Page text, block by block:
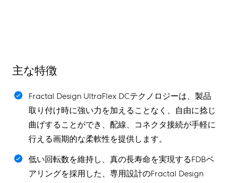
主な特徴
Fractal Design UltraFlex DCテクノロジーは、製品
取り付け時に強い力を加えることなく、自由に捻じ
曲げすることができ、配線、コネクタ接続が手軽に
行える画期的な柔軟性を提供します。
低い回転数を維持し、真の長寿命を実現するFDBベ
アリングを採用した、専用設計のFractal Design